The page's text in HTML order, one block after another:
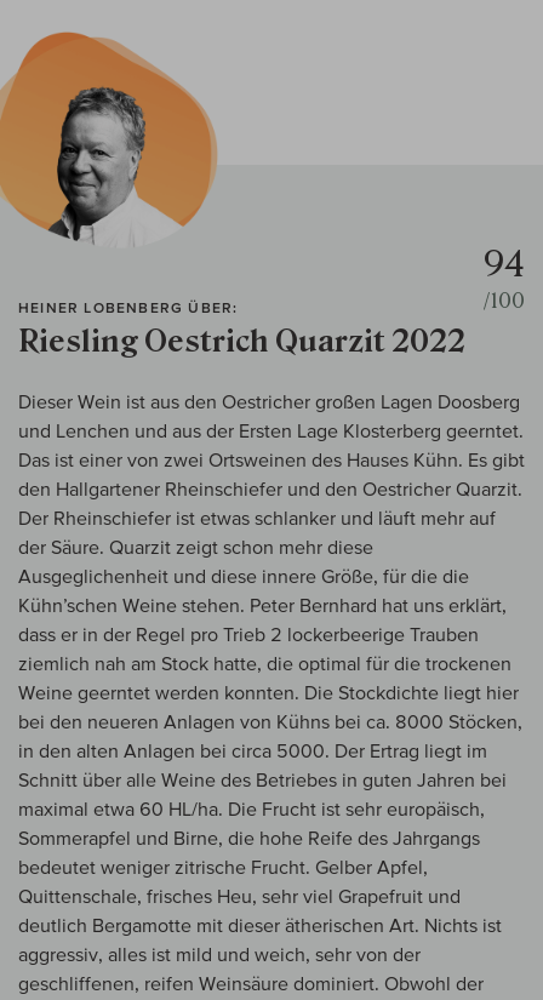
HEINER LOBENBERG ÜBER:
Riesling Oestrich Quarzit 2022
94
/100
Dieser Wein ist aus den Oestricher großen Lagen Doosberg
und Lenchen und aus der Ersten Lage Klosterberg geerntet.
Das ist einer von zwei Ortsweinen des Hauses Kühn. Es gibt
den Hallgartener Rheinschiefer und den Oestricher Quarzit.
Der Rheinschiefer ist etwas schlanker und läuft mehr auf
der Säure. Quarzit zeigt schon mehr diese
Ausgeglichenheit und diese innere Größe, für die die
Kühn’schen Weine stehen. Peter Bernhard hat uns erklärt,
dass er in der Regel pro Trieb 2 lockerbeerige Trauben
ziemlich nah am Stock hatte, die optimal für die trockenen
Weine geerntet werden konnten. Die Stockdichte liegt hier
bei den neueren Anlagen von Kühns bei ca. 8000 Stöcken,
in den alten Anlagen bei circa 5000. Der Ertrag liegt im
Schnitt über alle Weine des Betriebes in guten Jahren bei
maximal etwa 60 HL/ha. Die Frucht ist sehr europäisch,
Sommerapfel und Birne, die hohe Reife des Jahrgangs
bedeutet weniger zitrische Frucht. Gelber Apfel,
Quittenschale, frisches Heu, sehr viel Grapefruit und
deutlich Bergamotte mit dieser ätherischen Art. Nichts ist
aggressiv, alles ist mild und weich, sehr von der
geschliffenen, reifen Weinsäure dominiert. Obwohl der